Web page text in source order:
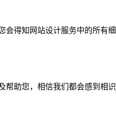
会得知网站设计服务中的所有
帮助您，相信我们都会感到相